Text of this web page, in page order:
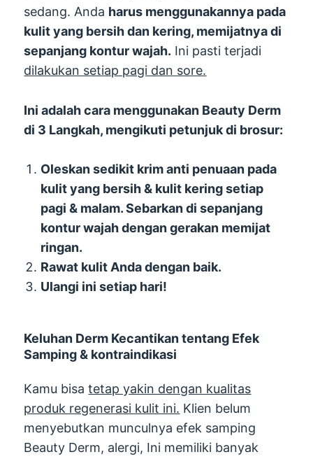
sedang. Anda harus menggunakannya pada
kulit yang bersih dan kering, memijatnya di
sepanjang kontur wajah. Ini pasti terjadi
dilakukan setiap pagi dan sore.
Ini adalah cara menggunakan Beauty Derm
di 3 Langkah, mengikuti petunjuk di brosur:
Oleskan sedikit krim anti penuaan pada
kulit yang bersih & kulit kering setiap
pagi & malam. Sebarkan di sepanjang
kontur wajah dengan gerakan memijat
ringan.
Rawat kulit Anda dengan baik.
Ulangi ini setiap hari!
Keluhan Derm Kecantikan tentang Efek
Samping & kontraindikasi
Kamu bisatetap yakin dengan kualitas
produk regenerasi kulit ini. Klien belum
menyebutkan munculnya efek samping
Beauty Derm, alergi, Ini memiliki banyak